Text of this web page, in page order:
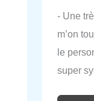
- Une
m’on
le
super